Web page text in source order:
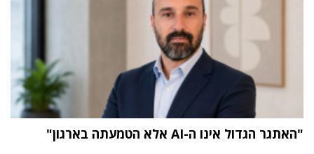
"האתגר הגדול אינו ה-AI אלא הטמעתה בארגון"